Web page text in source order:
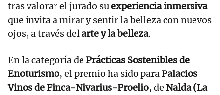
tras valorar el jurado suexperiencia inmersiva
que invita a mirar y sentir la belleza con nuevos
ojos, a través delarte y la belleza.
En la categoría de Prácticas Sostenibles de
Enoturismo, el premio ha sido paraPalacios
Vinos de Finca-Nivarius-Proelio, de Nalda (La